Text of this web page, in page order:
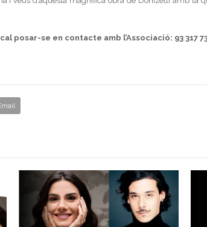
posar-se en contacte amb l’Associació: 93 317